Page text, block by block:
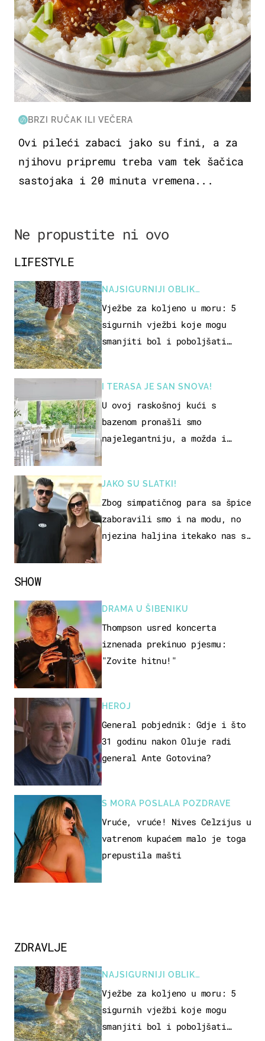
BRZI RUČAK ILI VEČERA
Ovi pileći zabaci jako su fini, a za
njihovu pripremu treba vam tek šačica
sastojaka i 20 minuta vremena...
Ne propustite ni ovo
SHOW
DRAMA U ŠIBENIKU
Thompson usred koncerta
iznenada prekinuo pjesmu:
"Zovite hitnu!"
HEROJ
General pobjednik: Gdje i što
31 godinu nakon Oluje radi
general Ante Gotovina?
S MORA POSLALA POZDRAVE
Vruće, vruće! Nives Celzijus u
vatrenom kupaćem malo je toga
prepustila mašti
ZDRAVLJE
NAJSIGURNIJI OBLIK
REKREACIJE
Vježbe za koljeno u moru: 5
sigurnih vježbi koje mogu
smanjiti bol i poboljšati
LIFESTYLE
NAJSIGURNIJI OBLIK
REKREACIJE
Vježbe za koljeno u moru: 5
sigurnih vježbi koje mogu
smanjiti bol i poboljšati
I TERASA JE SAN SNOVA!
U ovoj raskošnoj kući s
bazenom pronašli smo
najelegantniju, a možda i
JAKO SU SLATKI!
Zbog simpatičnog para sa špice
zaboravili smo i na modu, no
njezina haljina itekako nas se